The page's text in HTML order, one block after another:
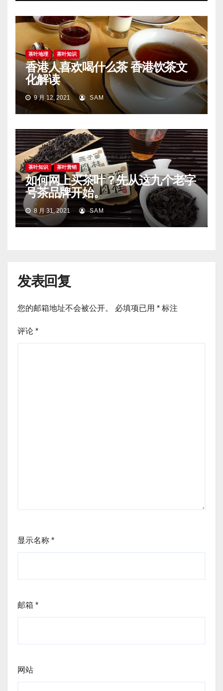
茶叶地理 茶叶知识
香港人喜欢喝什么茶 香港饮茶文
化解读
9 月 12, 2021 SAM
茶叶知识 茶叶营销
如何网上买茶叶？先从这九个老字
号茶品牌开始。
8 月 31, 2021 SAM
发表回复
您的邮箱地址不会被公开。 必填项已用 * 标注
评论 *
显示名称 *
邮箱 *
网站